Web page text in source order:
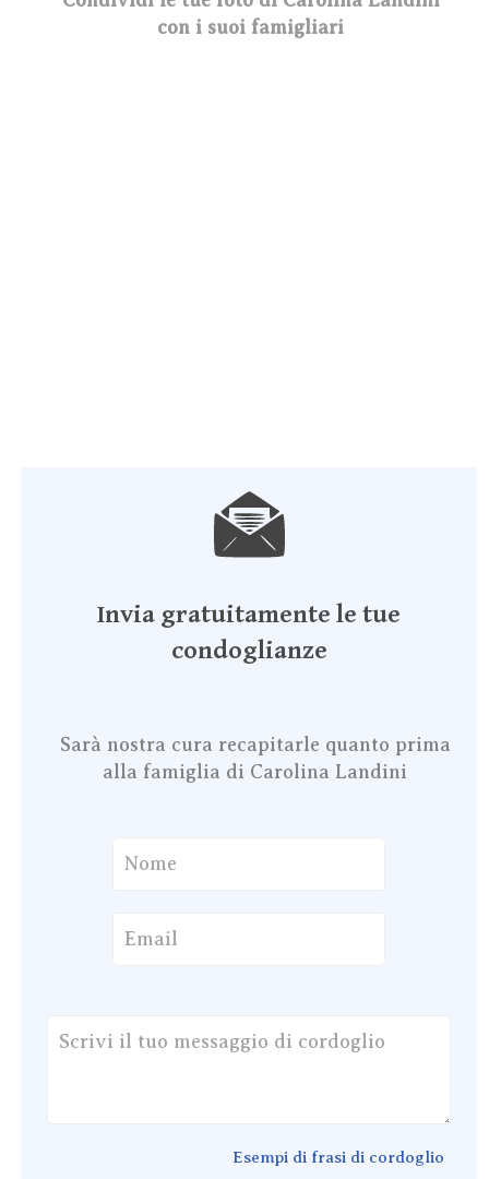
con i suoi famigliari
Invia gratuitamente le tue
condoglianze
Sarà nostra cura recapitarle quanto prima
alla famiglia di Carolina Landini
Esempi di frasi di cordoglio